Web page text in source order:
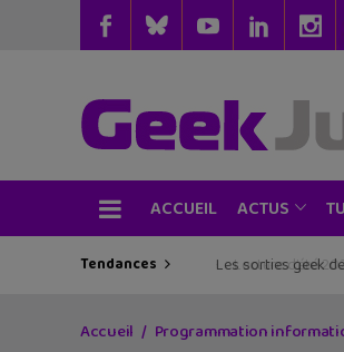
ACCUEIL ACTUS
Tendances Les sorties geek
Accueil Programmation